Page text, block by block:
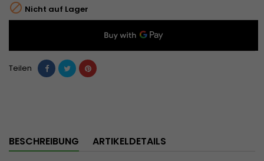
 Nicht auf Lager
Teilen
BESCHREIBUNG ARTIKELDETAILS